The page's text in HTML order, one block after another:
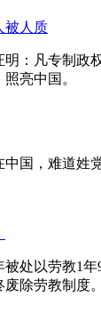
人质
：凡专制政
亮中国。
中国，难道姓
被处以劳教1
除劳教制度。